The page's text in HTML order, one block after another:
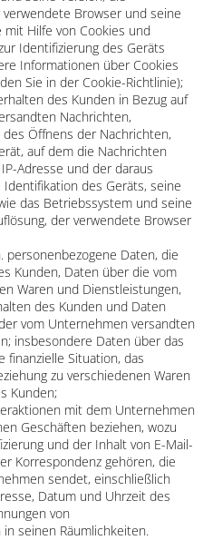
Browser und seine
Hilfe von Cookies und
Identifizierung des Geräts
Informationen über Cookies
Sie in der Cookie-Richtlinie);
des Kunden in Bezug auf
Nachrichten,
Öffnens der Nachrichten,
auf dem die Nachrichten
Adresse und der daraus
des Geräts, seine
das Betriebssystem und seine
der verwendete Browser
personenbezogene Daten, die
Kunden, Daten über die vom
Waren und Dienstleistungen,
des Kunden und Daten
vom Unternehmen versandten
insbesondere Daten über das
finanzielle Situation, das
zu verschiedenen Waren
Kunden;
mit dem Unternehmen
Geschäften beziehen, wozu
und der Inhalt von E-Mail-
Korrespondenz gehören, die
sendet, einschließlich
Datum und Uhrzeit des
von
seinen Räumlichkeiten.